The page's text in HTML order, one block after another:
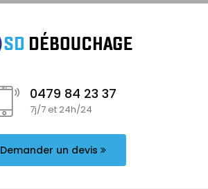
0479 84 23 37
7j/7 et 24h/24
Demander un devis